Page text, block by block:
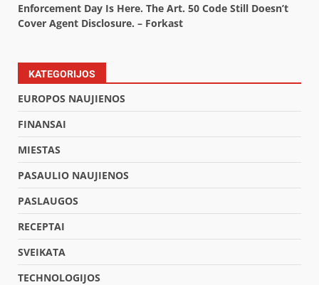
Enforcement Day Is Here. The Art. 50 Code Still Doesn’t
Cover Agent Disclosure. – Forkast
KATEGORIJOS
EUROPOS NAUJIENOS
FINANSAI
MIESTAS
PASAULIO NAUJIENOS
PASLAUGOS
RECEPTAI
SVEIKATA
TECHNOLOGIJOS